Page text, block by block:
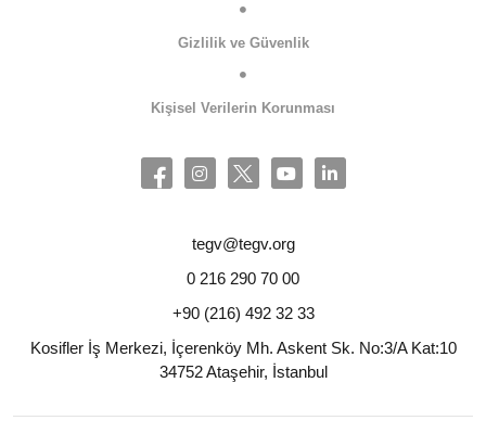
Gizlilik ve Güvenlik
Kişisel Verilerin Korunması
tegv@tegv.org
0 216 290 70 00
+90 (216) 492 32 33
Kosifler İş Merkezi, İçerenköy Mh. Askent Sk. No:3/A Kat:10
34752 Ataşehir, İstanbul